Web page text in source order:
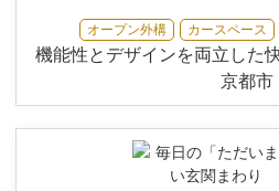
オープン外構 カースペース
機能性とデザインを両立した
京都市